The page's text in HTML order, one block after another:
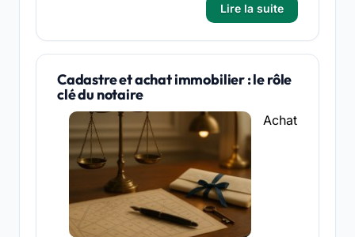
Lire la suite
Cadastre et achat immobilier : le rôle
clé du notaire
Achat